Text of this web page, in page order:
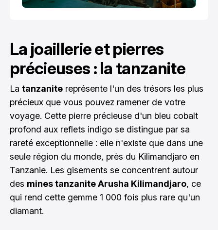
La joaillerie et pierres
précieuses : la tanzanite
La tanzanite représente l'un des trésors les plus
précieux que vous pouvez ramener de votre
voyage. Cette pierre précieuse d'un bleu cobalt
profond aux reflets indigo se distingue par sa
rareté exceptionnelle : elle n'existe que dans une
seule région du monde, près du Kilimandjaro en
Tanzanie. Les gisements se concentrent autour
des mines tanzanite Arusha Kilimandjaro, ce
qui rend cette gemme 1 000 fois plus rare qu'un
diamant.